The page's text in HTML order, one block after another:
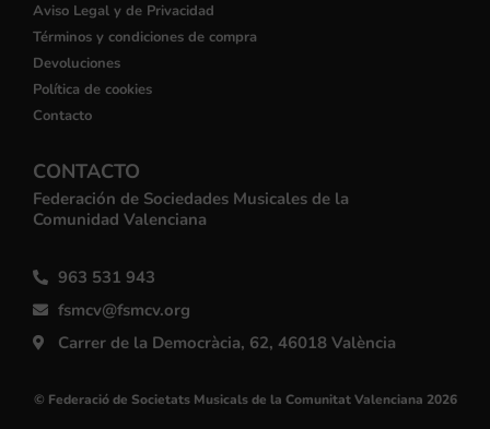
Aviso Legal y de Privacidad
Términos y condiciones de compra
Devoluciones
Política de cookies
Contacto
CONTACTO
Federación de Sociedades Musicales de la
Comunidad Valenciana
963 531 943
fsmcv@fsmcv.org
Carrer de la Democràcia, 62, 46018 València
© Federació de Societats Musicals de la Comunitat Valenciana 2026